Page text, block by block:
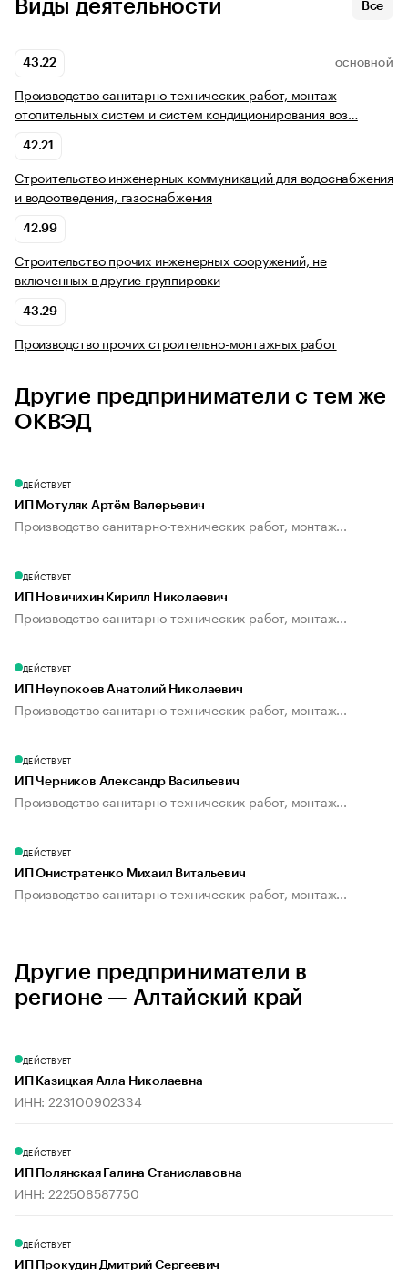
Виды деятельности Все
43.22 ОСНОВНОЙ
Производство санитарно-технических работ, монтаж
отопительных систем и систем кондиционирования воз…
42.21
Строительство инженерных коммуникаций для водоснабжения
и водоотведения, газоснабжения
42.99
Строительство прочих инженерных сооружений, не
включенных в другие группировки
43.29
Производство прочих строительно-монтажных работ
Другие предприниматели с тем же
ОКВЭД
ДЕЙСТВУЕТ
ИП Мотуляк Артём Валерьевич
Производство санитарно-технических работ, монтаж...
ДЕЙСТВУЕТ
ИП Новичихин Кирилл Николаевич
Производство санитарно-технических работ, монтаж...
ДЕЙСТВУЕТ
ИП Неупокоев Анатолий Николаевич
Производство санитарно-технических работ, монтаж...
ДЕЙСТВУЕТ
ИП Черников Александр Васильевич
Производство санитарно-технических работ, монтаж...
ДЕЙСТВУЕТ
ИП Онистратенко Михаил Витальевич
Производство санитарно-технических работ, монтаж...
Другие предприниматели в
регионе — Алтайский край
ДЕЙСТВУЕТ
ИП Казицкая Алла Николаевна
ИНН: 223100902334
ДЕЙСТВУЕТ
ИП Полянская Галина Станиславовна
ИНН: 222508587750
ДЕЙСТВУЕТ
ИП Прокудин Дмитрий Сергеевич